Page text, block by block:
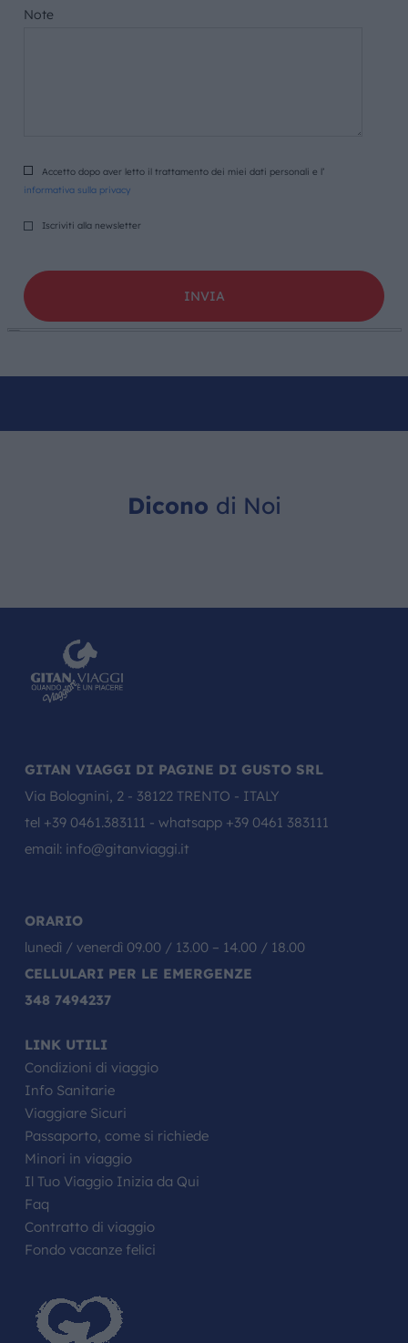
Note
Accetto dopo aver letto il trattamento dei miei dati personali e l’
informativa sulla privacy
Iscriviti alla newsletter
Dicono di Noi
GITAN VIAGGI DI PAGINE DI GUSTO SRL
Via Bolognini, 2 - 38122 TRENTO - ITALY
tel +39 0461.383111 - whatsapp +39 0461 383111
email: info@gitanviaggi.it
ORARIO
lunedì / venerdì 09.00 / 13.00 – 14.00 / 18.00
CELLULARI PER LE EMERGENZE
348 7494237
LINK UTILI
Condizioni di viaggio
Info Sanitarie
Viaggiare Sicuri
Passaporto, come si richiede
Minori in viaggio
Il Tuo Viaggio Inizia da Qui
Faq
Contratto di viaggio
Fondo vacanze felici